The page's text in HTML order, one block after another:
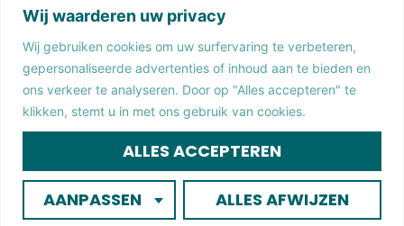
Wij waarderen uw privacy
Wij gebruiken cookies om uw surfervaring te verbeteren,
gepersonaliseerde advertenties of inhoud aan te bieden en
ons verkeer te analyseren. Door op "Alles accepteren" te
klikken, stemt u in met ons gebruik van cookies.
AANPASSEN ALLES AFWIJZEN
ALLES ACCEPTEREN